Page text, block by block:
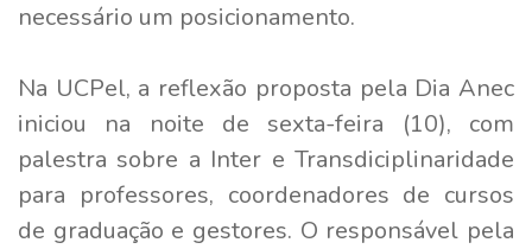
necessário um posicionamento.
Na UCPel, a reflexão proposta pela Dia Anec
iniciou na noite de sexta-feira (10), com
palestra sobre a Inter e Transdiciplinaridade
para professores, coordenadores de cursos
de graduação e gestores. O responsável pela